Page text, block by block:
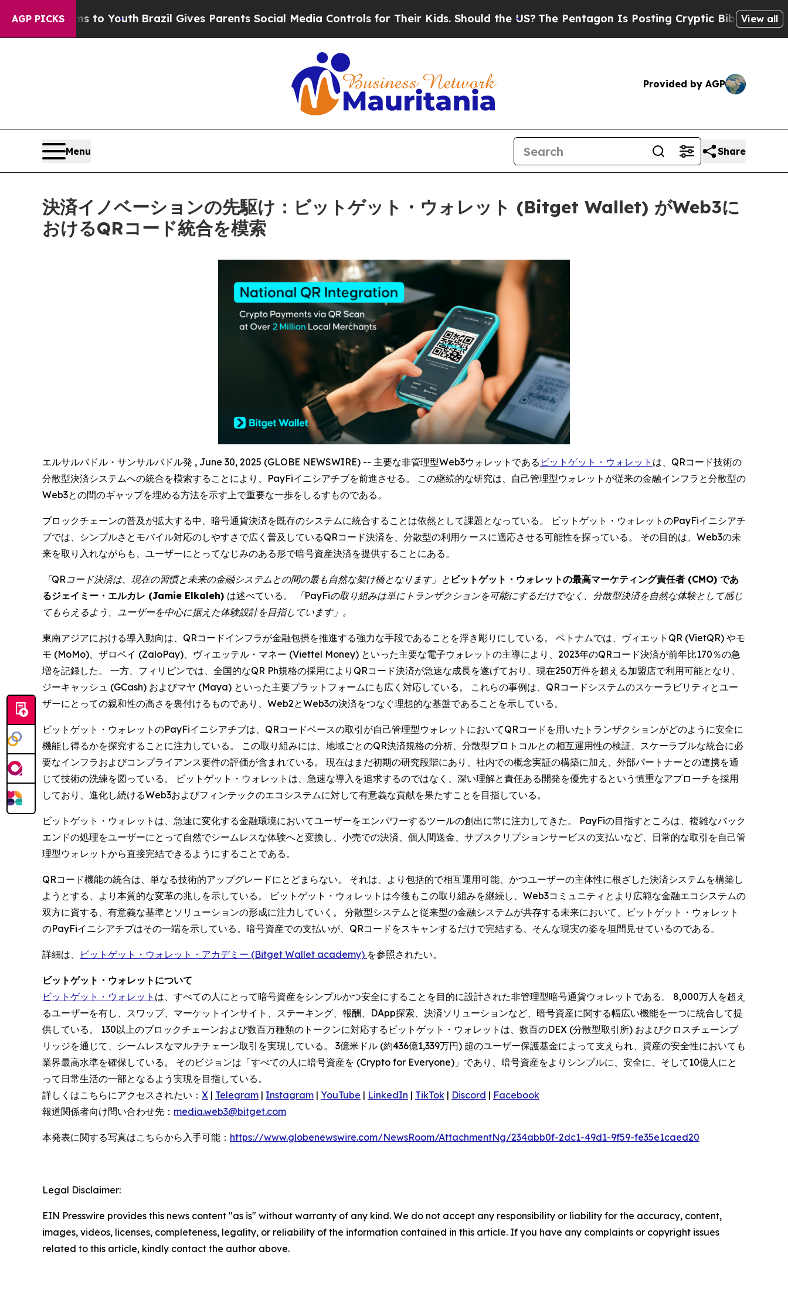
AGP PICKS
to YouthBrazil Gives Parents Social Media Controls for Their Kids. Should the US? The Pentagon Is Posting Cryptic Biblical Messages on
View all
Provided by AGP
Menu Share
決済イノベーションの先駆け：ビットゲット・ウォレット (Bitget Wallet) がWeb3に
おけるQRコード統合を模索
エルサルバドル・サンサルバドル発 , June 30, 2025 (GLOBE NEWSWIRE) -- 主要な非管理型Web3ウォレットである ビットゲット・ウォレット は、QRコード技術の
分散型決済システムへの統合を模索することにより、PayFiイニシアチブを前進させる。 この継続的な研究は、自己管理型ウォレットが従来の金融インフラと分散型の
Web3との間のギャップを埋める方法を示す上で重要な一歩をしるすものである。
ブロックチェーンの普及が拡大する中、暗号通貨決済を既存のシステムに統合することは依然として課題となっている。 ビットゲット・ウォレットのPayFiイニシアチ
ブでは、シンプルさとモバイル対応のしやすさで広く普及しているQRコード決済を、分散型の利用ケースに適応させる可能性を探っている。 その目的は、Web3の未
来を取り入れながらも、ユーザーにとってなじみのある形で暗号資産決済を提供することにある。
「QRコード決済は、現在の習慣と未来の金融システムとの間の最も自然な架け橋となります」と ビットゲット・ウォレットの最高マーケティング責任者 (CMO) であ
るジェイミー・エルカレ (Jamie Elkaleh) は述べている。
「PayFiの取り組みは単にトランザクションを可能にするだけでなく、分散型決済を自然な体験として感じ
てもらえるよう、ユーザーを中心に据えた体験設計を目指しています」。
東南アジアにおける導入動向は、QRコードインフラが金融包摂を推進する強力な手段であることを浮き彫りにしている。 ベトナムでは、ヴィエットQR (VietQR) やモ
モ (MoMo)、ザロペイ (ZaloPay)、ヴィエッテル・マネー (Viettel Money) といった主要な電子ウォレットの主導により、2023年のQRコード決済が前年比170％の急
増を記録した。 一方、フィリピンでは、全国的なQR Ph規格の採用によりQRコード決済が急速な成長を遂げており、現在250万件を超える加盟店で利用可能となり、
ジーキャッシュ (GCash) およびマヤ (Maya) といった主要プラットフォームにも広く対応している。 これらの事例は、QRコードシステムのスケーラビリティとユー
ザーにとっての親和性の高さを裏付けるものであり、Web2とWeb3の決済をつなぐ理想的な基盤であることを示している。
ビットゲット・ウォレットのPayFiイニシアチブは、QRコードベースの取引が自己管理型ウォレットにおいてQRコードを用いたトランザクションがどのように安全に
機能し得るかを探究することに注力している。 この取り組みには、地域ごとのQR決済規格の分析、分散型プロトコルとの相互運用性の検証、スケーラブルな統合に必
要なインフラおよびコンプライアンス要件の評価が含まれている。 現在はまだ初期の研究段階にあり、社内での概念実証の構築に加え、外部パートナーとの連携を通
じて技術の洗練を図っている。 ビットゲット・ウォレットは、急速な導入を追求するのではなく、深い理解と責任ある開発を優先するという慎重なアプローチを採用
しており、進化し続けるWeb3およびフィンテックのエコシステムに対して有意義な貢献を果たすことを目指している。
ビットゲット・ウォレットは、急速に変化する金融環境においてユーザーをエンパワーするツールの創出に常に注力してきた。 PayFiの目指すところは、複雑なバック
エンドの処理をユーザーにとって自然でシームレスな体験へと変換し、小売での決済、個人間送金、サブスクリプションサービスの支払いなど、日常的な取引を自己管
理型ウォレットから直接完結できるようにすることである。
QRコード機能の統合は、単なる技術的アップグレードにとどまらない。 それは、より包括的で相互運用可能、かつユーザーの主体性に根ざした決済システムを構築し
ようとする、より本質的な変革の兆しを示している。 ビットゲット・ウォレットは今後もこの取り組みを継続し、Web3コミュニティとより広範な金融エコシステムの
双方に資する、有意義な基準とソリューションの形成に注力していく。 分散型システムと従来型の金融システムが共存する未来において、ビットゲット・ウォレット
のPayFiイニシアチブはその一端を示している。暗号資産での支払いが、QRコードをスキャンするだけで完結する、そんな現実の姿を垣間見せているのである。
詳細は、 ビットゲット・ウォレット・アカデミー (Bitget Wallet academy) を参照されたい。
ビットゲット・ウォレットについて
ビットゲット・ウォレット は、すべての人にとって暗号資産をシンプルかつ安全にすることを目的に設計された非管理型暗号通貨ウォレットである。 8,000万人を超え
るユーザーを有し、スワップ、マーケットインサイト、ステーキング、報酬、DApp探索、決済ソリューションなど、暗号資産に関する幅広い機能を一つに統合して提
供している。 130以上のブロックチェーンおよび数百万種類のトークンに対応するビットゲット・ウォレットは、数百のDEX (分散型取引所) およびクロスチェーンブ
リッジを通じて、シームレスなマルチチェーン取引を実現している。 3億米ドル (約436億1,339万円) 超のユーザー保護基金によって支えられ、資産の安全性においても
業界最高水準を確保している。 そのビジョンは「すべての人に暗号資産を (Crypto for Everyone)」であり、暗号資産をよりシンプルに、安全に、そして10億人にと
って日常生活の一部となるよう実現を目指している。
詳しくはこちらにアクセスされたい： X | Telegram | Instagram | YouTube | LinkedIn | TikTok | Discord | Facebook
報道関係者向け問い合わせ先： media.web3@bitget.com
本発表に関する写真はこちらから入手可能： https://www.globenewswire.com/NewsRoom/AttachmentNg/234abb0f-2dc1-49d1-9f59-fe35e1caed20
Legal Disclaimer:
EIN Presswire provides this news content "as is" without warranty of any kind. We do not accept any responsibility or liability for the accuracy, content,
images, videos, licenses, completeness, legality, or reliability of the information contained in this article. If you have any complaints or copyright issues
related to this article, kindly contact the author above.